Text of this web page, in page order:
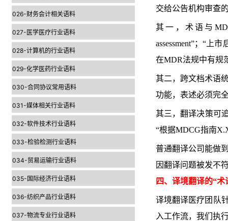
026-财务会计相关语料
027-医学医疗行业语料
028-计算机的行业语料
029-化学医药行业语料
030-合同协议常用语料
031-媒体相关行业语料
032-软件技术行业语料
033-检验检测行业语料
034-贸易运输行业语料
035-国际经济行业语料
036-纺织产品行业语料
037-物流专业行业语料
交给公告机构审查
其一，术语与
assessment”；“上
在MDR法规中有规
其二，跨文档术语
功能，表述必须完
其三，翻译决策可
“根据MDCG指南
普通翻译公司能做
因翻译问题被发不
四、译境翻译的“术
译境翻译医疗团队
入工作流，我们执